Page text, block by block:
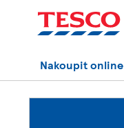
Nakoupit online